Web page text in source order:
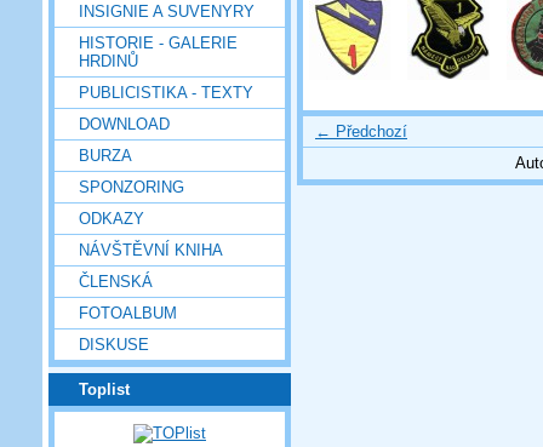
INSIGNIE A SUVENYRY
HISTORIE - GALERIE
HRDINŮ
PUBLICISTIKA - TEXTY
DOWNLOAD
BURZA
SPONZORING
ODKAZY
NÁVŠTĚVNÍ KNIHA
ČLENSKÁ
FOTOALBUM
DISKUSE
Toplist
← Předchozí